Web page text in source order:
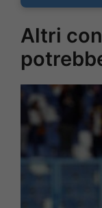
Altri